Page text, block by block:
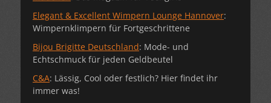
Elegant & Excellent Wimpern Lounge Hannover:
Wimpernklimpern für Fortgeschrittene
Bijou Brigitte Deutschland: Mode- und
Echtschmuck für jeden Geldbeutel
C&A: Lässig, Cool oder festlich? Hier findet ihr
immer was!